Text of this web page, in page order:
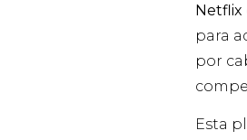
Netflix
para
por
Esta